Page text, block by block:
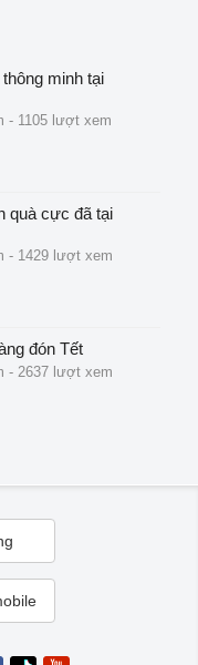
minh tại
- 1105 lượt xem
quà cực đã tại
- 1429 lượt xem
đón Tết
- 2637 lượt xem